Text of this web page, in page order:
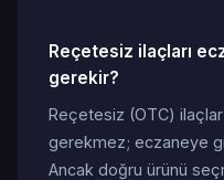
Reçetesiz ilaçları
gerekir?
Reçetesiz (OTC)
gerekmez; eczaneye
Ancak doğru ürünü